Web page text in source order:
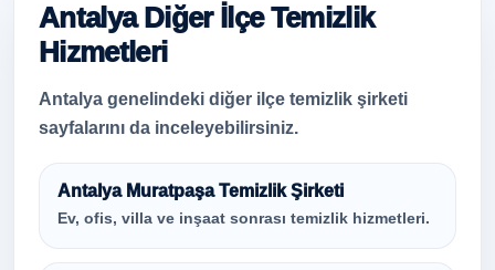
Antalya Diğer İlçe Temizlik
Hizmetleri
Antalya genelindeki diğer ilçe temizlik şirketi
sayfalarını da inceleyebilirsiniz.
Antalya Muratpaşa Temizlik Şirketi
Ev, ofis, villa ve inşaat sonrası temizlik hizmetleri.